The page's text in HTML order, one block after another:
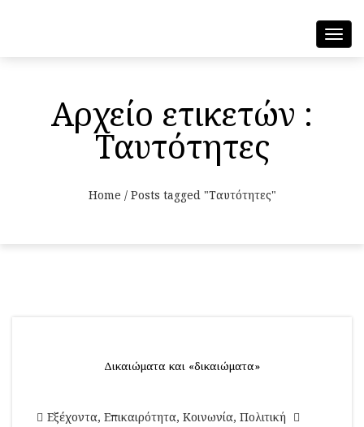
Αρχείο ετικετών :
Ταυτότητες
Home / Posts tagged "Ταυτότητες"
Δικαιώματα και «δικαιώματα»
Εξέχοντα, Επικαιρότητα, Κοινωνία, Πολιτική